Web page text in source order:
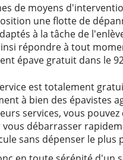
de moyens
une flotte de
à la tâche de
répondre à tout
épave gratuit dans le
est totalement
à bien des épavistes
services, vous
débarrasser
sans dépenser le plus